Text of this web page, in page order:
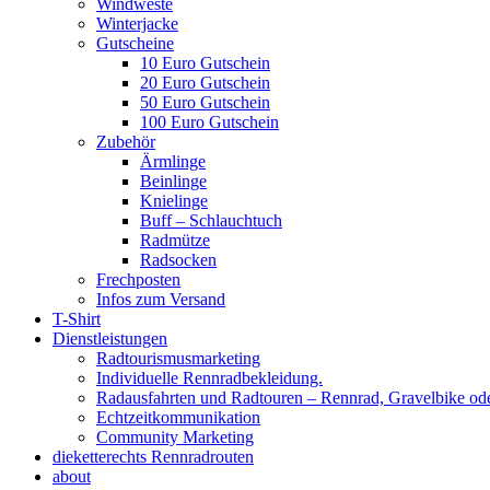
Windweste
Winterjacke
Gutscheine
10 Euro Gutschein
20 Euro Gutschein
50 Euro Gutschein
100 Euro Gutschein
Zubehör
Ärmlinge
Beinlinge
Knielinge
Buff – Schlauchtuch
Radmütze
Radsocken
Frechposten
Infos zum Versand
T-Shirt
Dienstleistungen
Radtourismusmarketing
Individuelle Rennradbekleidung.
Radausfahrten und Radtouren – Rennrad, Gravelbike
Echtzeitkommunikation
Community Marketing
dieketterechts Rennradrouten
about